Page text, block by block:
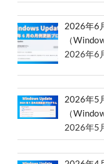
2026年6
（
2026年6
2026年5
（
2026年5